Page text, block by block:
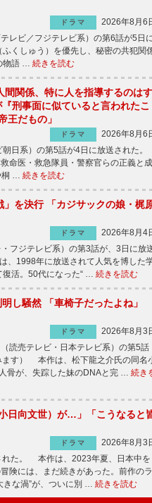
ドラマ
2026年8月6
レビ／フジテレビ系）の第6話が5日
くしゅう）を優先し、秘密の共犯関
物語 … 続きを読む
間関係、特に人を指導するのはす
刑事面に似ていると言われたこ
王だもの」
ドラマ
2026年8月6
日系）の第5話が4日に放送された。
命医・救急隊員・警察官らの正義と成
桐 … 続きを読む
」を決行 「カジサックの娘・梶
ドラマ
2026年8月4
フジテレビ系）の第3話が、3日に放
1998年に放送されて人気を博した
復活。50代になった“ … 続きを読む
し騒然 「車椅子だったよね」
ドラマ
2026年8月3
読売テレビ・日本テレビ系）の第5話
ます） 本作は、松下龍之介氏の同名
骨が、失踪した妹のDNAと完 … 続き
日向文世）が…」「こうなると
ドラマ
2026年8月3
れた。 本作は、2023年夏、日本中を
険には、まだ続きがあった。前作のラ
きな渦”が、ついに別 … 続きを読む